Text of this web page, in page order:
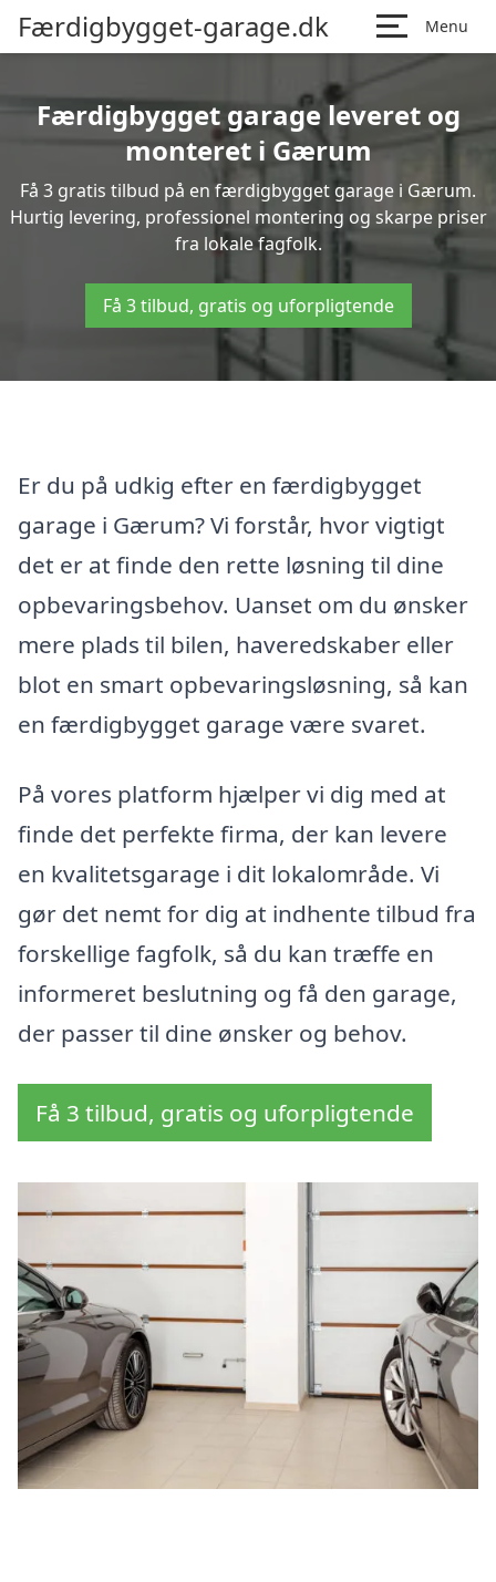
Færdigbygget-garage.dk Menu
Færdigbygget garage leveret og
monteret i Gærum
Få 3 gratis tilbud på en færdigbygget garage i Gærum.
Hurtig levering, professionel montering og skarpe priser
fra lokale fagfolk.
Få 3 tilbud, gratis og uforpligtende
Er du på udkig efter en færdigbygget
garage i Gærum? Vi forstår, hvor vigtigt
det er at finde den rette løsning til dine
opbevaringsbehov. Uanset om du ønsker
mere plads til bilen, haveredskaber eller
blot en smart opbevaringsløsning, så kan
en færdigbygget garage være svaret.
På vores platform hjælper vi dig med at
finde det perfekte firma, der kan levere
en kvalitetsgarage i dit lokalområde. Vi
gør det nemt for dig at indhente tilbud fra
forskellige fagfolk, så du kan træffe en
informeret beslutning og få den garage,
der passer til dine ønsker og behov.
Få 3 tilbud, gratis og uforpligtende